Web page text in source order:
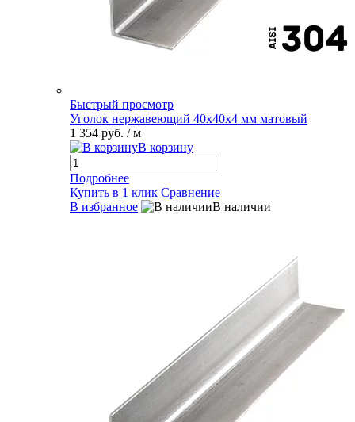
Быстрый просмотр
Уголок нержавеющий 40х40х4 мм матовый
1 354 руб. / м
В корзину
Подробнее
Купить в 1 клик Сравнение
В избранное
В наличии